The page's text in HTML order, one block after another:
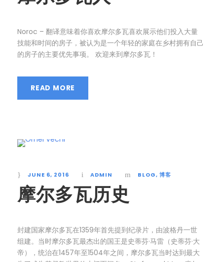
Noroc – 翻译意味着你喜欢摩尔多瓦喜欢展示他们投入大量
技能和时间的房子，被认为是一个年轻的家庭在乡村拥有自己
的房子的主要优先事项。 欢迎来到摩尔多瓦！
READ MORE
JUNE 6, 2016 ADMIN BLOG, 博客
摩尔多瓦历史
封建国家摩尔多瓦在1359年首先提到纪录片，由波格丹一世
组建。当时摩尔多瓦最杰出的国王是史蒂芬·马雷（史蒂芬·大
帝），统治在1457年至1504年之间，摩尔多瓦当时达到最大